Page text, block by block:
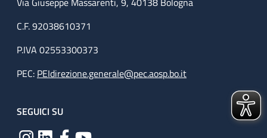
C.F. 92038610371
P.IVA 02553300373
PEC: PEIdirezione.generale@pec.aosp.bo.it
SEGUICI SU